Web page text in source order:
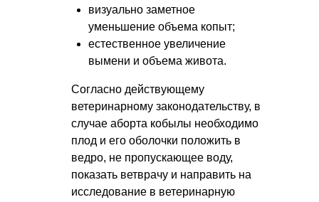
визуально заметное
уменьшение объема копыт;
естественное увеличение
вымени и объема живота.
Согласно действующему
ветеринарному законодательству, в
случае аборта кобылы необходимо
плод и его оболочки положить в
ведро, не пропускающее воду,
показать ветврачу и направить на
исследование в ветеринарную